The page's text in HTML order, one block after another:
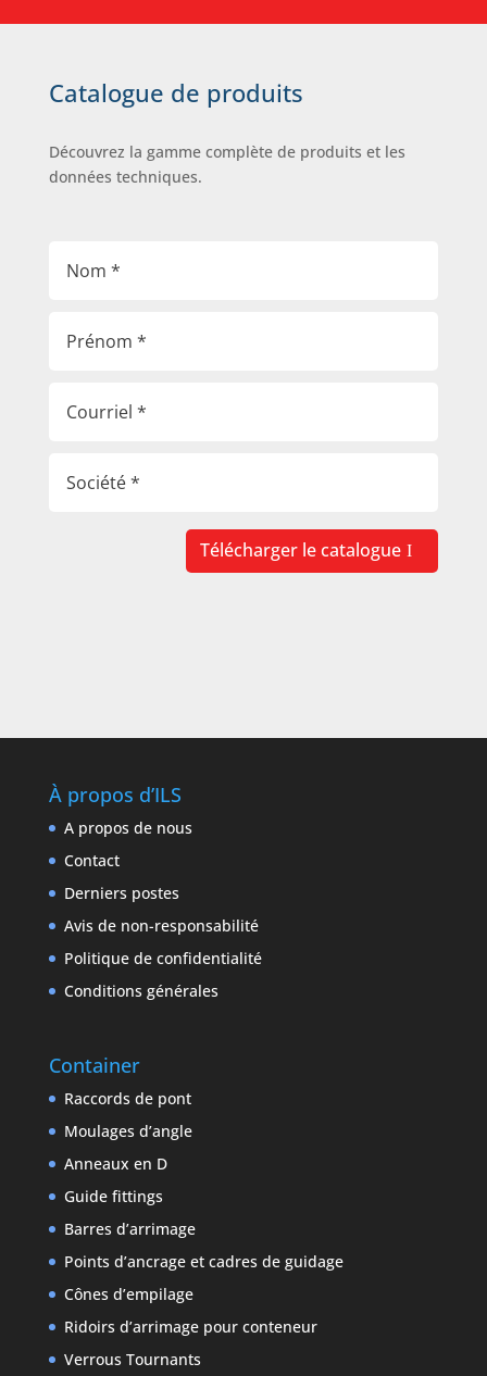
Catalogue de produits
Découvrez la gamme complète de produits et les
données techniques.
Télécharger le catalogue
À propos d’ILS
A propos de nous
Contact
Derniers postes
Avis de non-responsabilité
Politique de confidentialité
Conditions générales
Container
Raccords de pont
Moulages d’angle
Anneaux en D
Guide fittings
Barres d’arrimage
Points d’ancrage et cadres de guidage
Cônes d’empilage
Ridoirs d’arrimage pour conteneur
Verrous Tournants